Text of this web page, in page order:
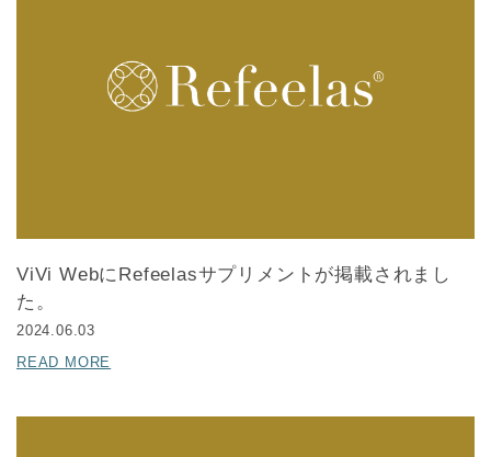
ViVi WebにRefeelasサプリメントが掲載されまし
た。
2024.06.03
READ MORE